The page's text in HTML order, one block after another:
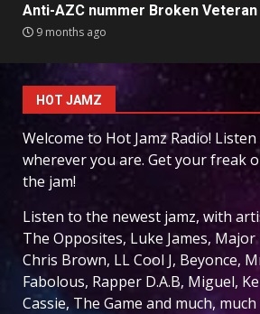
Anti-AZC nummer Broken
9 months ago
HOT JAMZ
Welcome to Hot Jamz Radio!
wherever you are. Get your freak
the jam!
Listen to the newest jamz, with
The Opposites, Luke James, Major
Chris Brown, LL Cool J, Beyonce,
Fabolous, Rapper D.A.B, Miguel,
Cassie, The Game and much,